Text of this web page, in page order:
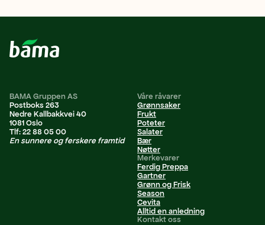
BAMA Gruppen AS
Postboks 263
Nedre Kallbakkvei 40
1081 Oslo
Tlf: 22 88 05 00
En sunnere og ferskere framtid
Våre råvarer
Grønnsaker
Frukt
Poteter
Salater
Bær
Nøtter
Merkevarer
Ferdig Preppa
Gartner
Grønn og Frisk
Season
Cevita
Alltid en anledning
Kontakt oss